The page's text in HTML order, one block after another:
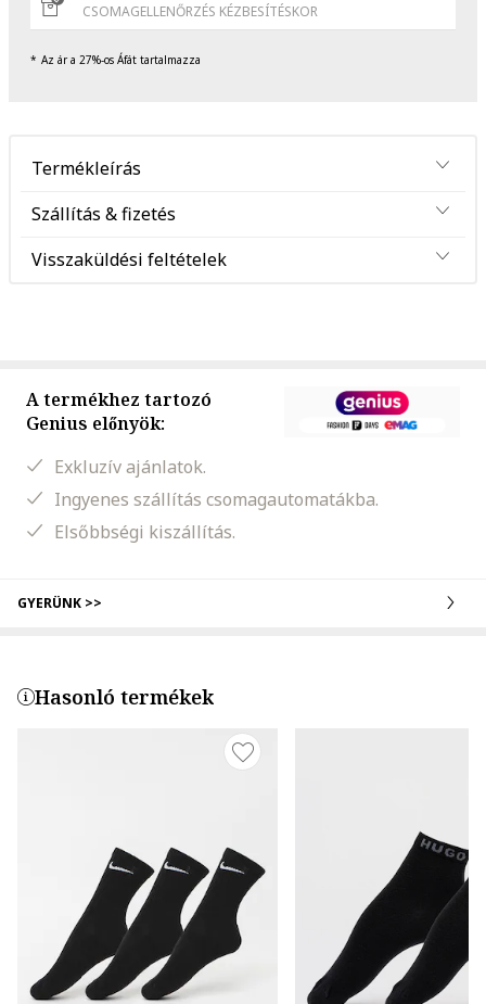
CSOMAGELLENŐRZÉS KÉZBESÍTÉSKOR
Az ár a 27%-os Áfát tartalmazza
Termékleírás
Szállítás & fizetés
Visszaküldési feltételek
A termékhez tartozó
Genius előnyök:
Exkluzív ajánlatok.
Ingyenes szállítás csomagautomatákba.
Elsőbbségi kiszállítás.
GYERÜNK >>
Hasonló termékek